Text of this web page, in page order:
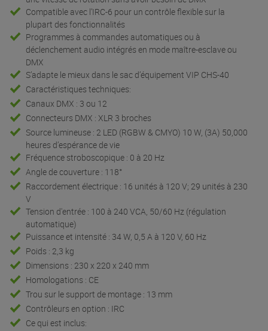
Compatible avec l’IRC-6 pour un contrôle flexible sur la
plupart des fonctionnalités
Programmes à commandes automatiques ou à
déclenchement audio intégrés en mode maître-esclave ou
DMX
S’adapte le mieux dans le sac d’équipement VIP CHS-40
Caractéristiques techniques:
Canaux DMX : 3 ou 12
Connecteurs DMX : XLR 3 broches
Source lumineuse : 2 LED (RGBW & CMYO) 10 W, (3A) 50,000
heures d’espérance de vie
Fréquence stroboscopique : 0 à 20 Hz
Angle de couverture : 118°
Raccordement électrique : 16 unités à 120 V; 29 unités à 230
V
Tension d'entrée : 100 à 240 VCA, 50/60 Hz (régulation
automatique)
Puissance et intensité : 34 W, 0,5 A à 120 V, 60 Hz
Poids : 2,3 kg
Dimensions : 230 x 220 x 240 mm
Homologations : CE
Trou sur le support de montage : 13 mm
Contrôleurs en option : IRC
Ce qui est inclus: